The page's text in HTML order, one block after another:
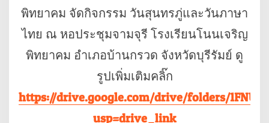
พิทยาคม จัดกิจกรรม วันสุนทรภู่และวันภาษา
ไทย ณ หอประชุมจามจุรี โรงเรียนโนนเจริญ
พิทยาคม อำเภอบ้านกรวด จังหวัดบุรีรัมย์ ดู
รูปเพิ่มเติมคลิ๊ก
https://drive.google.com/drive/folders/
usp=drive_link